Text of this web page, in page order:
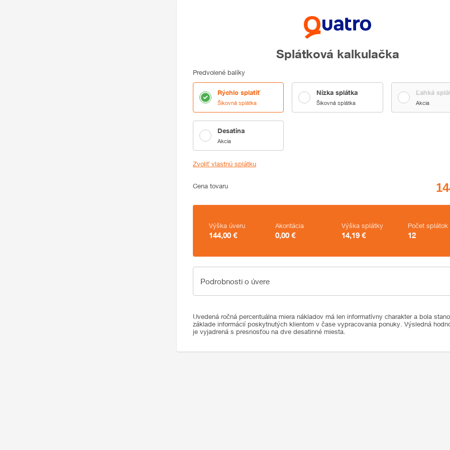
Splátková kalkulačka
Predvolené balíky
Rýchlo splatiť
Šikovná splátka
Nízka splátka
Šikovná splátka
Ľahká
Akcia
Desatina
Akcia
Zvoliť vlastnú splátku
Cena
Cena tovaru
Zhrnutie
Výška úveru
144,00 €
Akontácia
0,00 €
Výška splátky
14,19 €
Počet splátok
12
Podrobnosti o úvere
Podrobnosti o úvere
Uvedená ročná percentuálna miera nákladov má len informatívny charakter a bola
základe informácií poskytnutých klientom v čase vypracovania ponuky. Výsledná
je vyjadrená s presnosťou na dve desatinné miesta.